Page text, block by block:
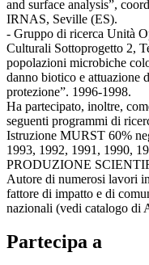
and surface analysis”,
IRNAS, Seville (ES).
- Gruppo di ricerca Unità
Culturali Sottoprogetto 2,
popolazioni microbiche
danno biotico e attuazione
protezione”. 1996-1998.
Ha partecipato, inoltre,
seguenti programmi di
Istruzione MURST 60%
1993, 1992, 1991, 1990,
PRODUZIONE
Autore di numerosi lavori
fattore di impatto e di
nazionali (vedi catalogo di
Partecipa a